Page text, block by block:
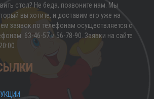
стол? Не беда, позвоните нам. Мы
вы хотите, и доставим его уже на
заявок по телефонам осуществляется с
63-46-57 и 56-78-90. Заявки на сайте